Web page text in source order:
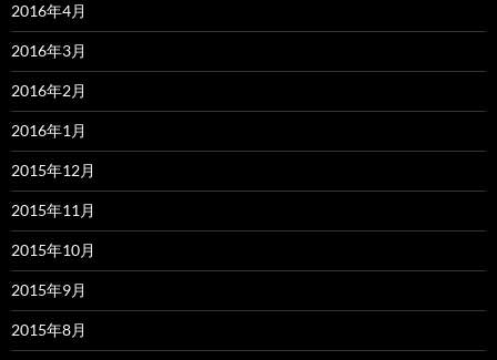
2016年4月
2016年3月
2016年2月
2016年1月
2015年12月
2015年11月
2015年10月
2015年9月
2015年8月